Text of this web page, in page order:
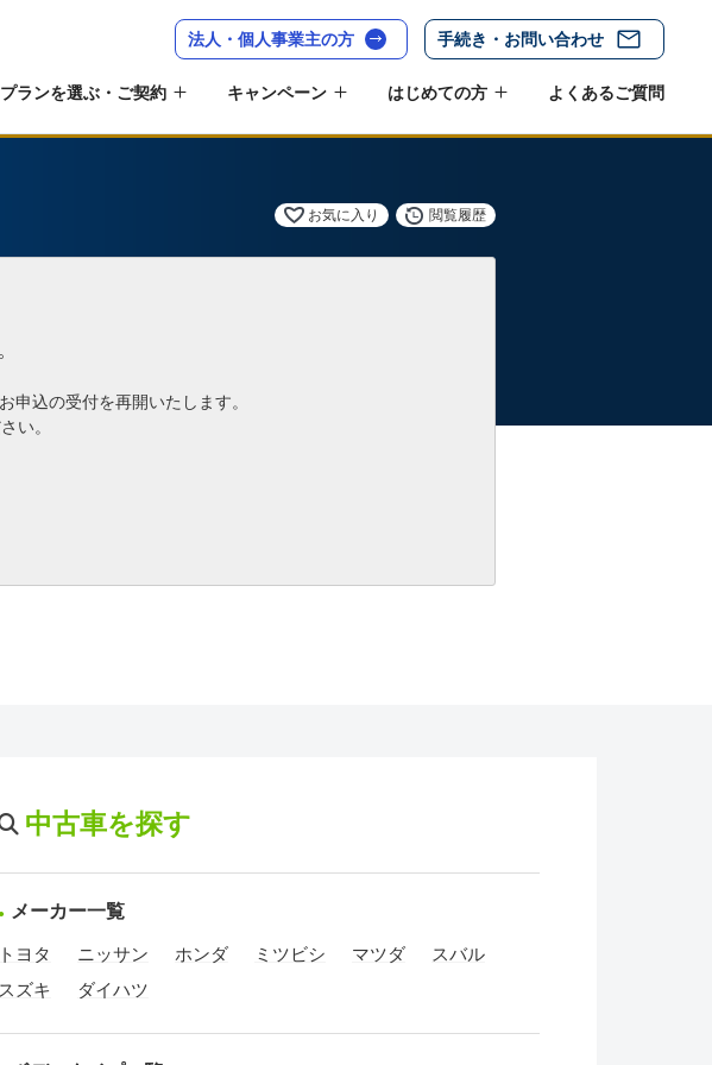
法人・個人事業主の方 手続き・お問い合わせ
プランを選ぶ・ご契約 キャンペーン はじめての方 よくあるご質問
お気に入り 閲覧履歴
込の受付を再開いたします。
い。
中古車を探す
メーカー一覧
トヨタ ニッサン ホンダ ミツビシ マツダ
スバル
スズキ
ダイハツ